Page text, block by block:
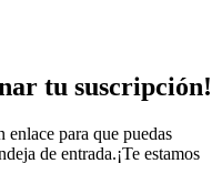
tu suscripción!
para que puedas
de entrada.¡Te estamos